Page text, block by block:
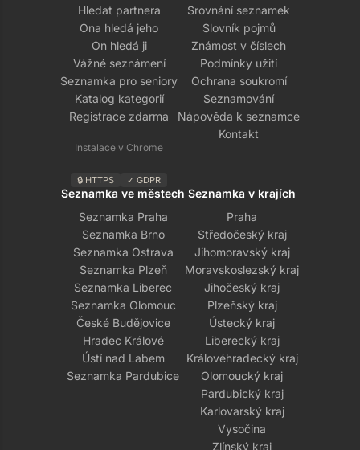
Hledat partnera
Ona hledá jeho
On hledá ji
Vážné seznámení
Seznamka pro seniory
Katalog kategorií
Registrace zdarma
Instalace v Chrome
🔒 HTTPS ✓ GDPR
Srovnání seznamek
Slovník pojmů
Známost v číslech
Podmínky užití
Ochrana soukromí
Seznamování
Nápověda k seznamce
Kontakt
Seznamka ve městech
Seznamka Praha
Seznamka Brno
Seznamka Ostrava
Seznamka Plzeň
Seznamka Liberec
Seznamka Olomouc
České Budějovice
Hradec Králové
Ústí nad Labem
Seznamka Pardubice
Seznamka v krajích
Praha
Středočeský kraj
Jihomoravský kraj
Moravskoslezský kraj
Jihočeský kraj
Plzeňský kraj
Ústecký kraj
Liberecký kraj
Královéhradecký kraj
Olomoucký kraj
Pardubický kraj
Karlovarský kraj
Vysočina
Zlínský kraj